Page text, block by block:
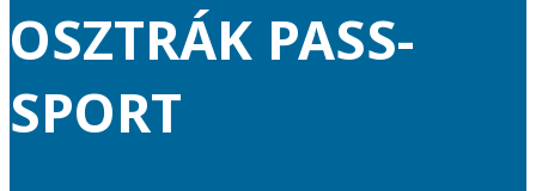
OSZTRÁK PASS-
SPORT